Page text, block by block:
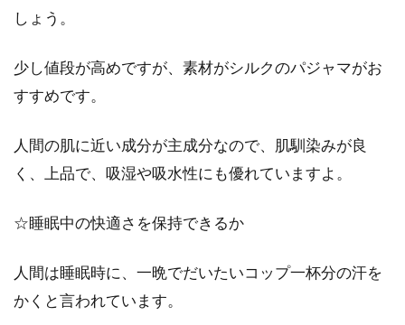
しょう。
少し値段が高めですが、素材がシルクのパジャマがお
すすめです。
人間の肌に近い成分が主成分なので、肌馴染みが良
く、上品で、吸湿や吸水性にも優れていますよ。
☆睡眠中の快適さを保持できるか
人間は睡眠時に、一晩でだいたいコップ一杯分の汗を
かくと言われています。